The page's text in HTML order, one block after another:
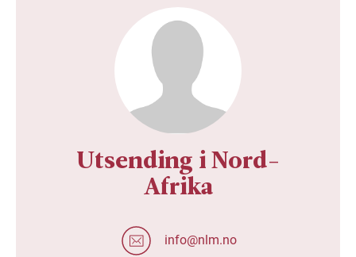
Utsending i Nord-
Afrika
info@nlm.no